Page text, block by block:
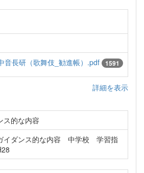
音長研（歌舞伎_勧進帳）.pdf 1591
詳細を表示
ス的な内容
ダンス的な内容 中学校 学習指